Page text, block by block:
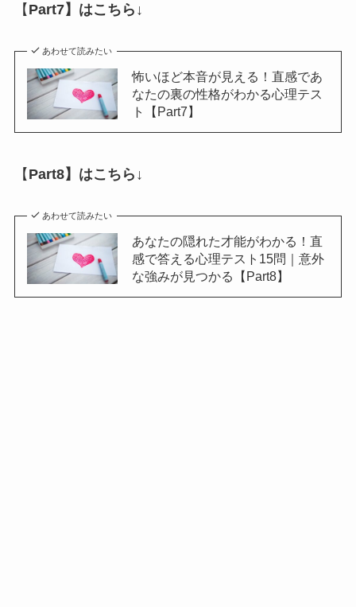
【 Part7】はこちら↓
あわせて読みたい
怖いほど本音が見える！直感であ
なたの裏の性格がわかる心理テス
ト【Part7】
【 Part8】はこちら↓
あわせて読みたい
あなたの隠れた才能がわかる！直
感で答える心理テスト15問｜意外
な強みが見つかる【Part8】